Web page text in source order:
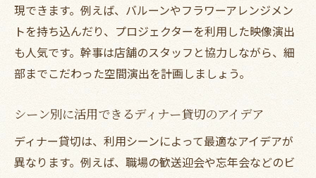
現できます。例えば、バルーンやフラワーアレンジメン
トを持ち込んだり、プロジェクターを利用した映像演出
も人気です。幹事は店舗のスタッフと協力しながら、細
部までこだわった空間演出を計画しましょう。
シーン別に活用できるディナー貸切のアイデア
ディナー貸切は、利用シーンによって最適なアイデアが
異なります。例えば、職場の歓送迎会や忘年会などのビ